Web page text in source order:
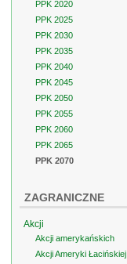
PPK 2020
PPK 2025
PPK 2030
PPK 2035
PPK 2040
PPK 2045
PPK 2050
PPK 2055
PPK 2060
PPK 2065
PPK 2070
ZAGRANICZNE
Akcji
Akcji amerykańskich
Akcji Ameryki Łacińskiej